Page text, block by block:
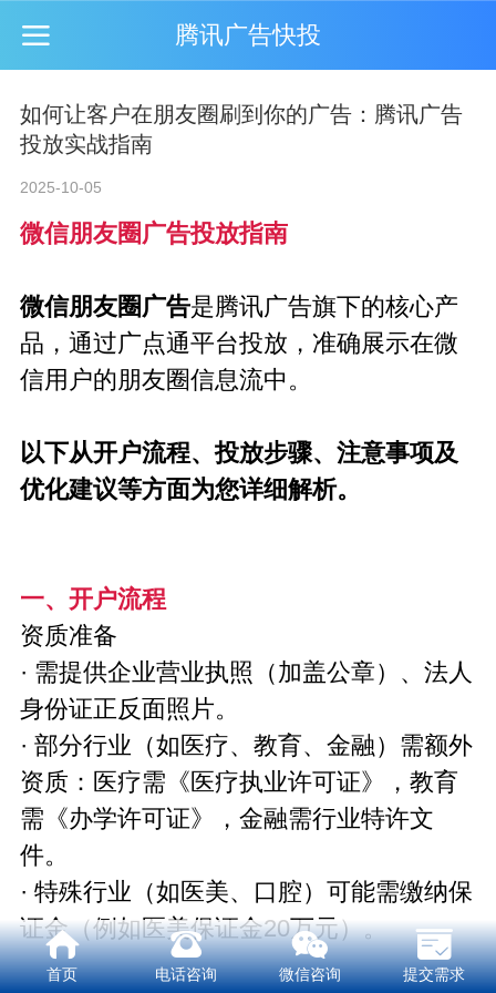
腾讯广告快投
如何让客户在朋友圈刷到你的广告：腾讯广告
投放实战指南
2025-10-05
微信朋友圈广告投放指南
微信朋友圈广告是腾讯广告旗下的核心产
品，通过广点通平台投放，准确展示在微
信用户的朋友圈信息流中。
以下从开户流程、投放步骤、注意事项及
优化建议等方面为您详细解析。
一、开户流程
资质准备
· 需提供企业营业执照（加盖公章）、法人
身份证正反面照片。
· 部分行业（如医疗、教育、金融）需额外
资质：医疗需《医疗执业许可证》，教育
需《办学许可证》，金融需行业特许文
件。
· 特殊行业（如医美、口腔）可能需缴纳保
证金（例如医美保证金20万元）。
首页 电话咨询 微信咨询 提交需求